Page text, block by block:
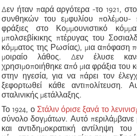
Δεν ήταν παρά αργότερα -το 1921,
συνθηκών του εμφυλίου πολέμου-
φράξιες στο Κομμουνιστικό
μπολσεβίκικης πτέρυγας του
κόμματος της Ρωσίας), μια απόφαση
μοιραίο λάθος. Δεν έλυσε
χρησιμοποιήθηκε από μια φράξια του
στην ηγεσία, για να πάρει τον
ξεφορτωθεί κάθε
σταλινικής μετάλλαξης.
Το 1924, ο Στάλιν όρισε ξανά το
σύνολο δογμάτων. Αυτό περιλάμβανε
και αντιδημοκρατική αντίληψη